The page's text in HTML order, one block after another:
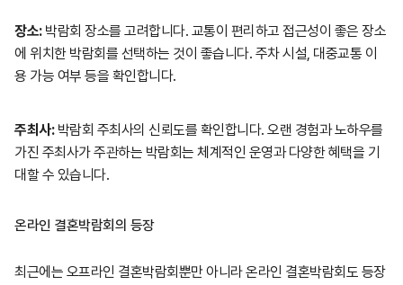
장소:박람회 장소를 고려합니다. 교통이 편리하고 접근성이 좋은 장소
에 위치한 박람회를 선택하는 것이 좋습니다. 주차 시설, 대중교통 이
용 가능 여부 등을 확인합니다.
주최사:박람회 주최사의 신뢰도를 확인합니다. 오랜 경험과 노하우를
가진 주최사가 주관하는 박람회는 체계적인 운영과 다양한 혜택을 기
대할 수 있습니다.
온라인 결혼박람회의 등장
최근에는 오프라인 결혼박람회뿐만 아니라 온라인 결혼박람회도 등장